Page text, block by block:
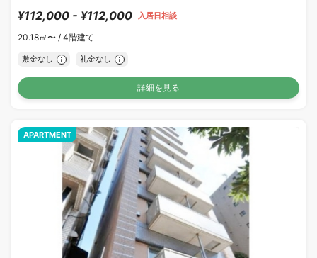
¥112,000 - ¥112,000 入居日相談
20.18㎡〜 / 4階建て
敷金なし 礼金なし
詳細を見る
APARTMENT